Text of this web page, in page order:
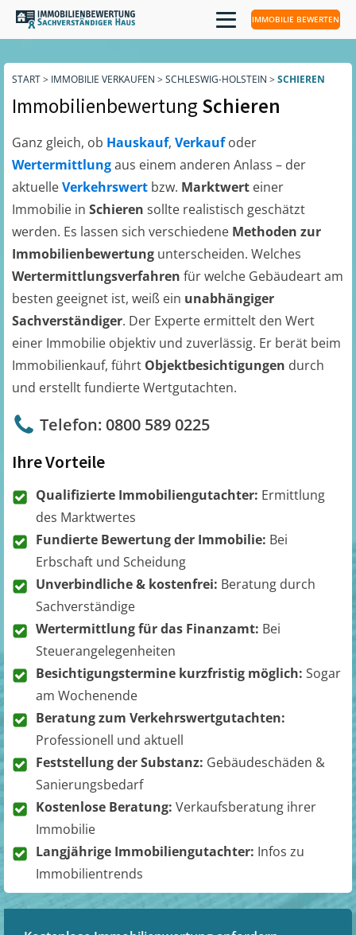
IMMOBILIE BEWERTEN
START> IMMOBILIE VERKAUFEN > SCHLESWIG-HOLSTEIN > SCHIEREN
ImmobilienbewertungSchieren
Ganz gleich, ob Hauskauf, Verkaufoder
Wertermittlungaus einem anderen Anlass – der
aktuelleVerkehrswert bzw. Marktwert einer
Immobilie in Schieren sollte realistisch geschätzt
werden. Es lassen sich verschiedene Methoden zur
Immobilienbewertung unterscheiden. Welches
Wertermittlungsverfahren für welche Gebäudeart am
besten geeignet ist, weiß ein unabhängiger
Sachverständiger. Der Experte ermittelt den Wert
einer Immobilie objektiv und zuverlässig. Er berät beim
Immobilienkauf, führt Objektbesichtigungen durch
und erstellt fundierte Wertgutachten.
Telefon: 0800 589 0225
Ihre Vorteile
Qualifizierte Immobiliengutachter: Ermittlung
des Marktwertes
Fundierte Bewertung der Immobilie: Bei
Erbschaft und Scheidung
Unverbindliche & kostenfrei: Beratung durch
Sachverständige
Wertermittlung für das Finanzamt: Bei
Steuerangelegenheiten
Besichtigungstermine kurzfristig möglich: Sogar
am Wochenende
Beratung zum Verkehrswertgutachten:
Professionell und aktuell
Feststellung der Substanz: Gebäudeschäden &
Sanierungsbedarf
Kostenlose Beratung: Verkaufsberatung ihrer
Immobilie
Langjährige Immobiliengutachter: Infos zu
Immobilientrends